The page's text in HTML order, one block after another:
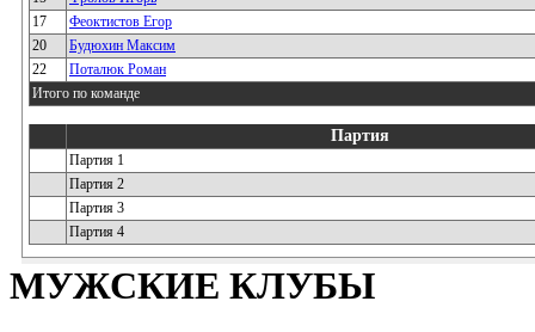
17
Феоктистов Егор
20
Будюхин Максим
22
Поталюк Роман
Итого по команде
Партия
Партия 1
Партия 2
Партия 3
Партия 4
МУЖСКИЕ КЛУБЫ